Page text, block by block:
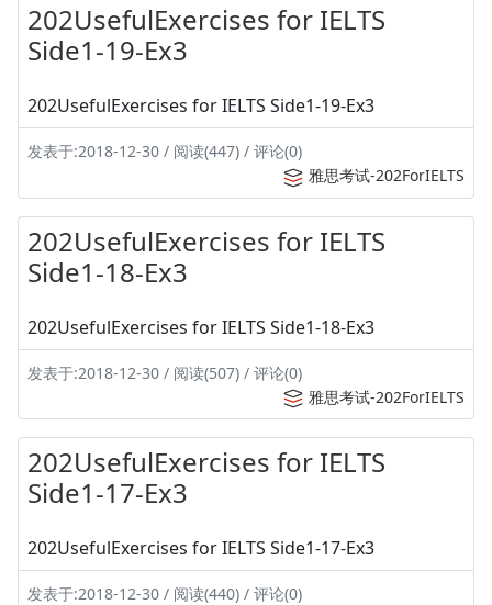
202UsefulExercises for IELTS
Side1-19-Ex3
202UsefulExercises for IELTS Side1-19-Ex3
发表于:2018-12-30 / 阅读(447) / 评论(0)
雅思考试-202ForIELTS
202UsefulExercises for IELTS
Side1-18-Ex3
202UsefulExercises for IELTS Side1-18-Ex3
发表于:2018-12-30 / 阅读(507) / 评论(0)
雅思考试-202ForIELTS
202UsefulExercises for IELTS
Side1-17-Ex3
202UsefulExercises for IELTS Side1-17-Ex3
发表于:2018-12-30 / 阅读(440) / 评论(0)